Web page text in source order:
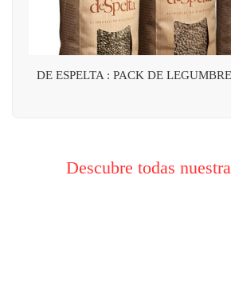
DE ESPELTA : PACK DE
Descubre todas